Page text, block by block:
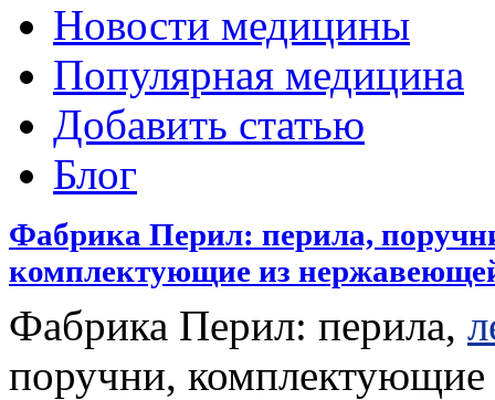
Новости медицины
Популярная медицина
Добавить статью
Блог
Фабрика Перил: перила,
комплектующие из
Фабрика Перил: перила,
поручни,